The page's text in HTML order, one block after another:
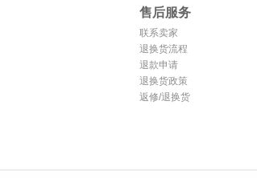
售后服务
联系卖家
退换货流程
退款申请
退换货政策
返修/退换货